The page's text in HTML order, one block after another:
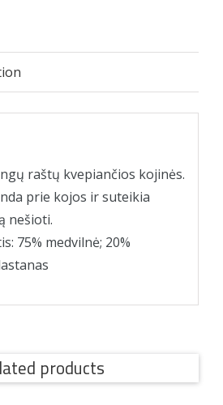
raštų kvepiančios kojinės.
prie kojos ir suteikia
nešioti.
75% medvilnė; 20%
products